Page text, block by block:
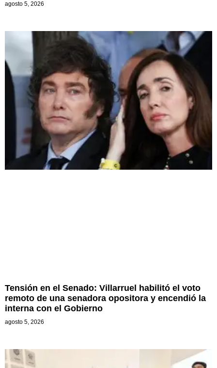
agosto 5, 2026
Tensión en el Senado: Villarruel habilitó el voto
remoto de una senadora opositora y encendió la
interna con el Gobierno
agosto 5, 2026